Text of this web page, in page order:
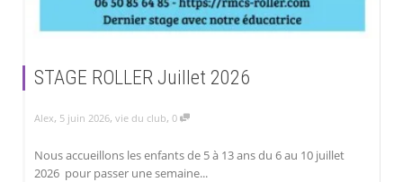
STAGE ROLLER Juillet 2026
Alex, 5 juin 2026, vie du club, 0
Nous accueillons les enfants de 5 à 13 ans du 6 au 10 juillet
2026 pour passer une semaine...